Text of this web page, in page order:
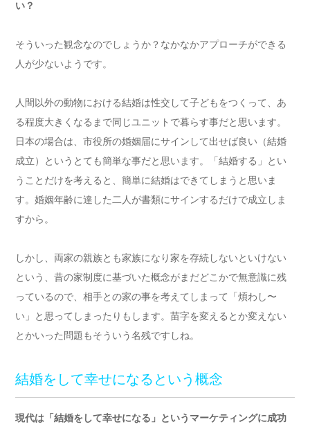
い？
そういった観念なのでしょうか？なかなかアプローチができる
人が少ないようです。
人間以外の動物における結婚は性交して子どもをつくって、あ
る程度大きくなるまで同じユニットで暮らす事だと思います。
日本の場合は、市役所の婚姻届にサインして出せば良い（結婚
成立）というとても簡単な事だと思います。「結婚する」とい
うことだけを考えると、簡単に結婚はできてしまうと思いま
す。婚姻年齢に達した二人が書類にサインするだけで成立しま
すから。
しかし、両家の親族とも家族になり家を存続しないといけない
という、昔の家制度に基づいた概念がまだどこかで無意識に残
っているので、相手との家の事を考えてしまって「煩わし〜
い」と思ってしまったりもします。苗字を変えるとか変えない
とかいった問題もそういう名残ですしね。
結婚をして幸せになるという概念
現代は「結婚をして幸せになる」というマーケティングに成功